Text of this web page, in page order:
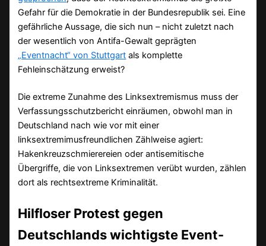
Gefahr für die Demokratie in der Bundesrepublik sei. Eine
gefährliche Aussage, die sich nun – nicht zuletzt nach
der wesentlich von Antifa-Gewalt geprägten
„Eventnacht“ von Stuttgart als komplette
Fehleinschätzung erweist?
Die extreme Zunahme des Linksextremismus muss der
Verfassungsschutzbericht einräumen, obwohl man in
Deutschland nach wie vor mit einer
linksextremimusfreundlichen Zählweise agiert:
Hakenkreuzschmierereien oder antisemitische
Übergriffe, die von Linksextremen verübt wurden, zählen
dort als rechtsextreme Kriminalität.
Hilfloser Protest gegen
Deutschlands wichtigste Event-